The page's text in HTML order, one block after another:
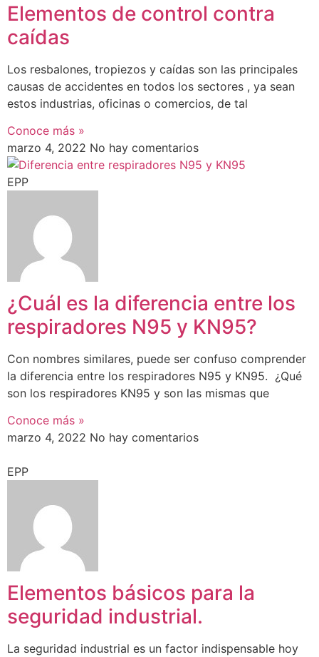
Elementos de control contra
caídas
Los resbalones, tropiezos y caídas son las principales
causas de accidentes en todos los sectores , ya sean
estos industrias, oficinas o comercios, de tal
Conoce más »
marzo 4, 2022 No hay comentarios
EPP
¿Cuál es la diferencia entre los
respiradores N95 y KN95?
Con nombres similares, puede ser confuso comprender
la diferencia entre los respiradores N95 y KN95. ¿Qué
son los respiradores KN95 y son las mismas que
Conoce más »
marzo 4, 2022 No hay comentarios
EPP
Elementos básicos para la
seguridad industrial.
La seguridad industrial es un factor indispensable hoy